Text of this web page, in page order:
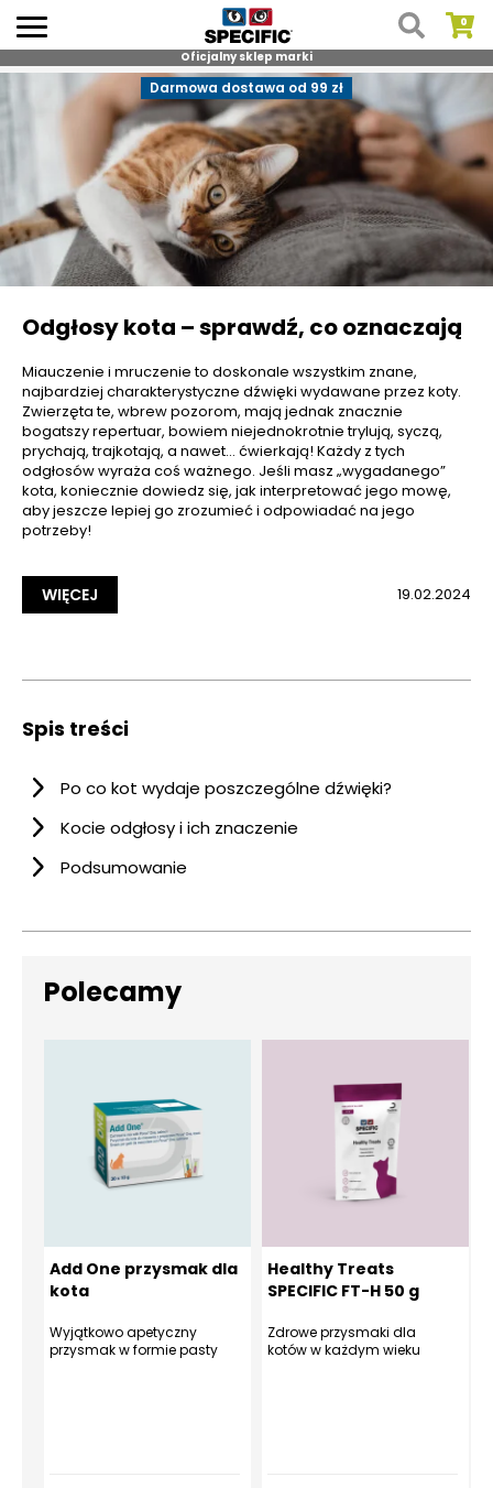
Skip
to
Oficjalny sklep marki
Darmowa dostawa od 99 zł
Odgłosy kota – sprawdź, co oznaczają
Miauczenie i mruczenie to doskonale wszystkim znane,
najbardziej charakterystyczne dźwięki wydawane przez koty.
Zwierzęta te, wbrew pozorom, mają jednak znacznie
bogatszy repertuar, bowiem niejednokrotnie trylują, syczą,
prychają, trajkotają, a nawet… ćwierkają! Każdy z tych
odgłosów wyraża coś ważnego. Jeśli masz „wygadanego”
kota, koniecznie dowiedz się, jak interpretować jego mowę,
aby jeszcze lepiej go zrozumieć i odpowiadać na jego
potrzeby!
WIĘCEJ 19.02.2024
Spis treści
Po co kot wydaje poszczególne dźwięki?
Kocie odgłosy i ich znaczenie
Podsumowanie
Polecamy
Add One przysmak dla
kota
Wyjątkowo apetyczny
przysmak w formie pasty
Healthy Treats
SPECIFIC FT-H 50 g
Zdrowe przysmaki dla
kotów w każdym wieku